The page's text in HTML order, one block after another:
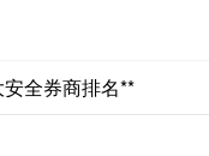
全券商排名**